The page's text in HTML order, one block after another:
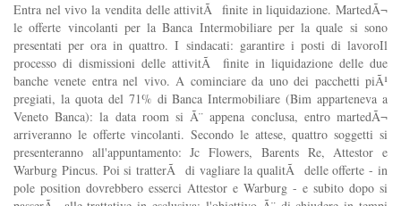
Entra nel vivo la vendita delle attivitÃ finite in liquidazione. MartedÃ¬
le offerte vincolanti per la Banca Intermobiliare per la quale si sono
presentati per ora in quattro. I sindacati: garantire i posti di lavoroIl
processo di dismissioni delle attivitÃ finite in liquidazione delle due
banche venete entra nel vivo. A cominciare da uno dei pacchetti piÃ¹
pregiati, la quota del 71% di Banca Intermobiliare (Bim apparteneva a
Veneto Banca): la data room si Ã¨ appena conclusa, entro martedÃ¬
arriveranno le offerte vincolanti. Secondo le attese, quattro soggetti si
presenteranno all'appuntamento: Jc Flowers, Barents Re, Attestor e
Warburg Pincus. Poi si tratterÃ di vagliare la qualitÃ delle offerte - in
pole position dovrebbero esserci Attestor e Warburg - e subito dopo si